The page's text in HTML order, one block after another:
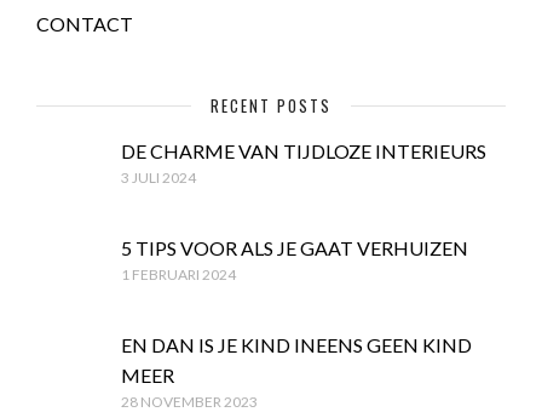
CONTACT
RECENT POSTS
DE CHARME VAN TIJDLOZE INTERIEURS
3 JULI 2024
5 TIPS VOOR ALS JE GAAT VERHUIZEN
1 FEBRUARI 2024
EN DAN IS JE KIND INEENS GEEN KIND
MEER
28 NOVEMBER 2023